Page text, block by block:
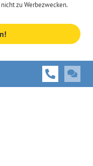
zu Werbezwecken.